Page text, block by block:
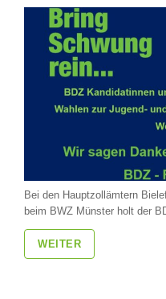
Bei den Hauptzollämtern
beim BWZ Münster holt der
WEITER